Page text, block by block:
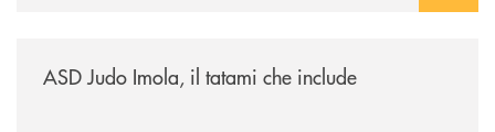
ASD Judo Imola, il tatami che include